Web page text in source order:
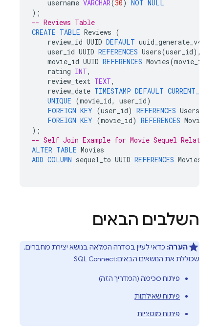
username VARCHAR(30) NOT NULL
);
-- Reviews Table
CREATE TABLE Reviews (
review_id UUID DEFAULT uuid_generate_v4
user_id UUID REFERENCES Users(user_id),
movie_id UUID REFERENCES Movies(movie_id
rating INT,
review_text TEXT,
review_date TIMESTAMP DEFAULT
UNIQUE (movie_id, user_id)
FOREIGN KEY (user_id) REFERENCES Users
FOREIGN KEY (movie_id) REFERENCES Movies
);
-- Self Join Example for Movie Sequel
ALTER TABLE Movies
ADD COLUMN sequel_to UUID REFERENCES Movies
השלבים הבאים
הערה: כדאי לעיין בסדרה המלאה בנושא יצירת מחברים,
שכוללת את הנושאים הבאים:SQL Connect
פיתוח סכימה (המדריך הזה)
פיתוח שאילתות
פיתוח מוטציות